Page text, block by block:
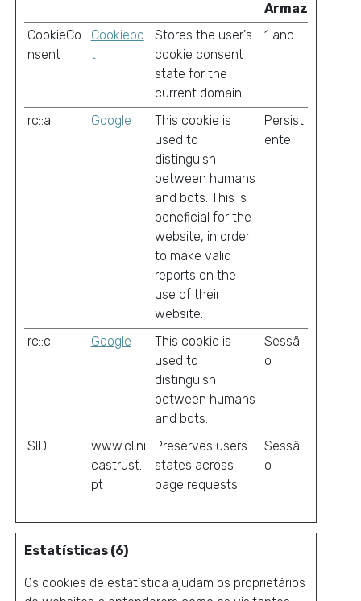
CookieCo
nsent
Cookiebo
t
Stores the user's
cookie consent
state for the
current domain
1 ano
rc::a Google
This cookie is
used to
distinguish
between humans
and bots. This is
beneficial for the
website, in order
to make valid
reports on the
use of their
website.
Persist
ente
rc::c Google
This cookie is
used to
distinguish
between humans
and bots.
Sessã
o
SID
www.clini
castrust.
pt
Preserves users
states across
page requests.
Sessã
o
Estatísticas (6)
Os cookies de estatística ajudam os proprietários